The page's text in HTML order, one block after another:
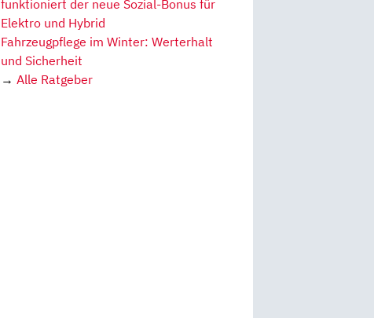
funktioniert der neue Sozial-Bonus für
Elektro und Hybrid
Fahrzeugpflege im Winter: Werterhalt
und Sicherheit
→ Alle Ratgeber